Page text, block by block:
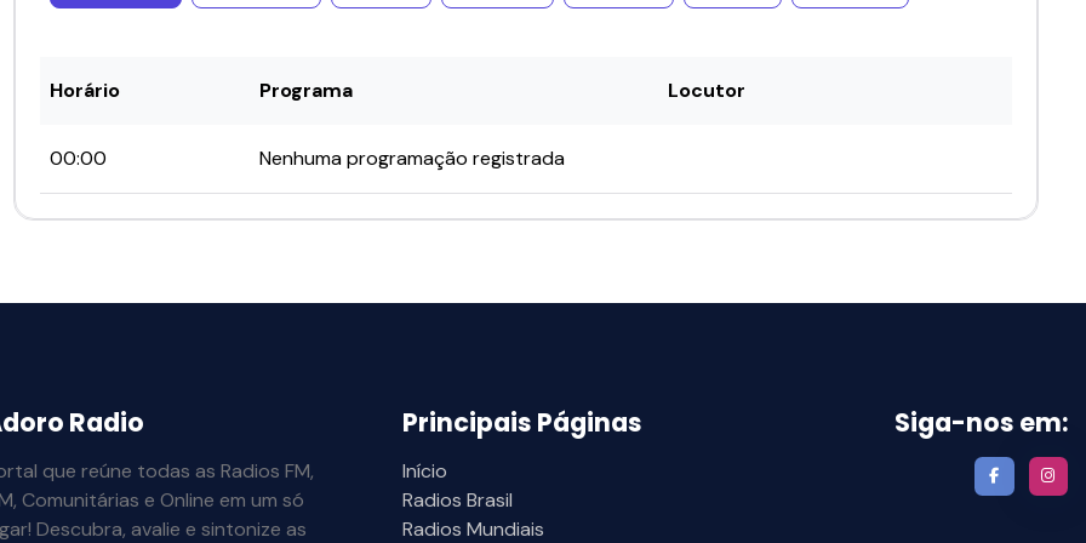
Horário Programa Locutor
00:00 Nenhuma programação registrada
Radio
que reúne todas as Radios FM,
Comunitárias e Online em um só
Descubra, avalie e sintonize as
Principais Páginas
Início
Radios Brasil
Radios Mundiais
Siga-nos em: